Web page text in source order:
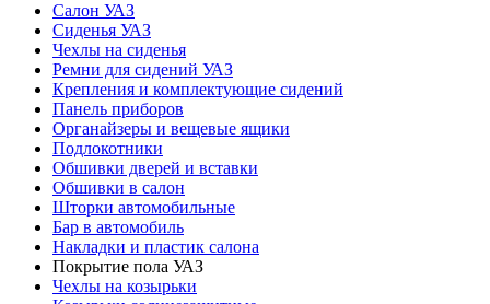
Салон УАЗ
Сиденья УАЗ
Чехлы на сиденья
Ремни для сидений УАЗ
Крепления и комплектующие сидений
Панель приборов
Органайзеры и вещевые ящики
Подлокотники
Обшивки дверей и вставки
Обшивки в салон
Шторки автомобильные
Бар в автомобиль
Накладки и пластик салона
Покрытие пола УАЗ
Чехлы на козырьки